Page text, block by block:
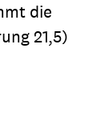
die
21,5)